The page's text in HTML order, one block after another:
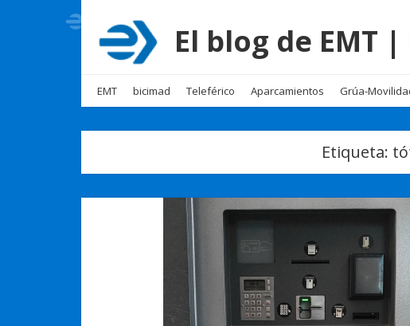
El blog de EMT
EMT bicimad Teleférico Aparcamientos Grúa-
Etiqueta: